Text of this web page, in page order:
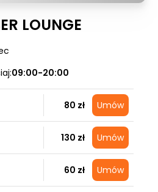
LOUNGE
09:00-20:00
80 zł Umów
130 zł Umów
60 zł Umów